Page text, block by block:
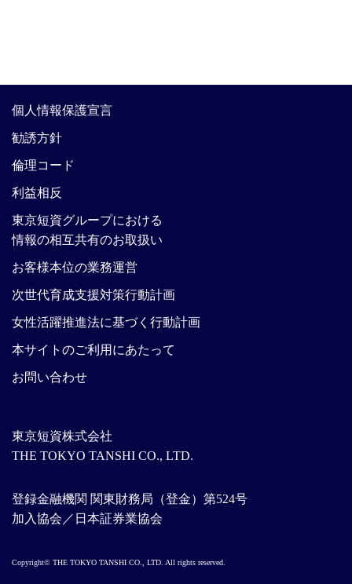
東京短資株式会社
THE TOKYO TANSHI CO., LTD.
登録金融機関 関東財務局（登金）第524号
加入協会／日本証券業協会
個人情報保護宣言
勧誘方針
倫理コード
利益相反
東京短資グループにおける
情報の相互共有のお取扱い
お客様本位の業務運営
次世代育成支援対策行動計画
女性活躍推進法に基づく行動計画
本サイトのご利用にあたって
お問い合わせ
Copyright© THE TOKYO TANSHI CO., LTD. All rights reserved.